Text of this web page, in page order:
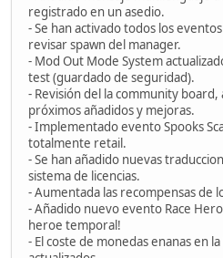
registrado en un asedio.
- Se han activado todos los
revisar spawn del manager.
- Mod Out Mode System
test (guardado de seguridad).
- Revisión del la community
próximos añadidos y mejoras.
- Implementado evento Spooks
totalmente retail.
- Se han añadido nuevas
sistema de licencias.
- Aumentada las recompensas de
- Añadido nuevo evento Race
heroe temporal!
- El coste de monedas enanas en